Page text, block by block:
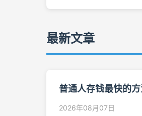
最新文章
普通人存钱最快的
2026年08月07日